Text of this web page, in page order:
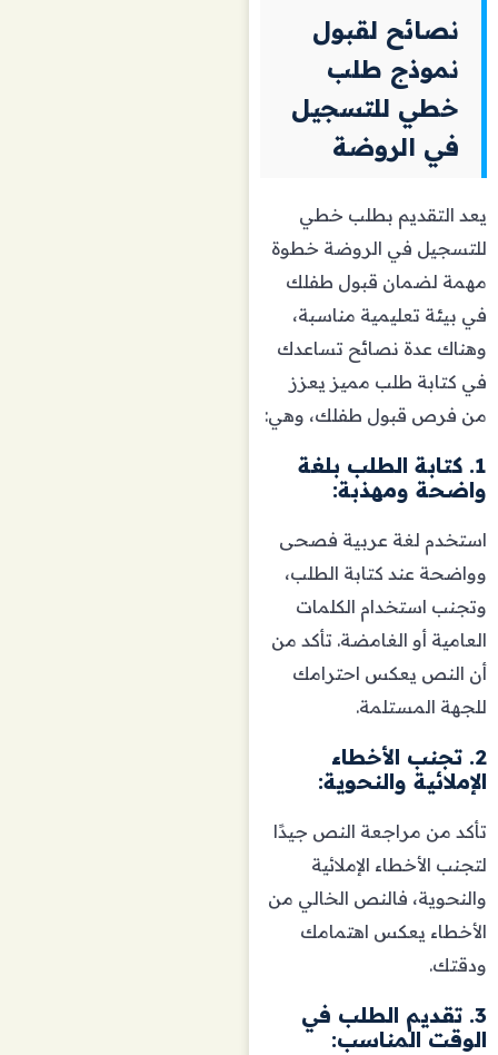
نصائح لقبول
نموذج طلب
خطي للتسجيل
في الروضة
يعد التقديم بطلب خطي
للتسجيل في الروضة خطوة
مهمة لضمان قبول طفلك
في بيئة تعليمية مناسبة،
وهناك عدة نصائح تساعدك
في كتابة طلب مميز يعزز
من فرص قبول طفلك، وهي:
1. كتابة الطلب بلغة
واضحة ومهذبة:
استخدم لغة عربية فصحى
وواضحة عند كتابة الطلب،
وتجنب استخدام الكلمات
العامية أو الغامضة. تأكد من
أن النص يعكس احترامك
للجهة المستلمة.
2. تجنب الأخطاء
الإملائية والنحوية:
تأكد من مراجعة النص جيدًا
لتجنب الأخطاء الإملائية
والنحوية، فالنص الخالي من
الأخطاء يعكس اهتمامك
ودقتك.
3. تقديم الطلب في
الوقت المناسب: